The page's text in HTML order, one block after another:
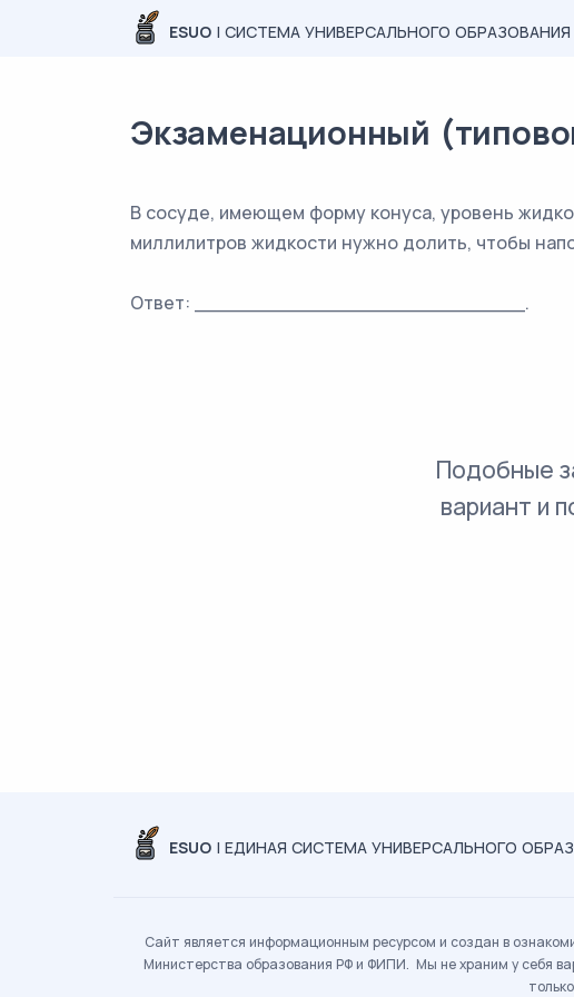
ESUO | СИСТЕМА УНИВЕРСАЛЬНОГО ОБРАЗОВАНИЯ
Экзаменационный
В сосуде, имеющем форму конуса, уровень
миллилитров жидкости нужно долить, чтобы
Ответ: ___________________________.
Подобные
вариант и
ESUO | ЕДИНАЯ СИСТЕМА УНИВЕРСАЛЬНОГО
Сайт является информационным ресурсом и создан в
Министерства образования РФ и ФИПИ. Мы не храним у себя